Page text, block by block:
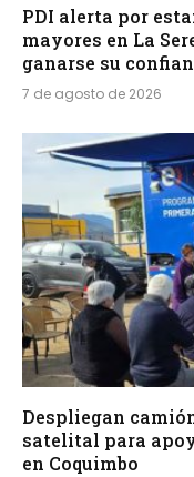
PDI alerta por
mayores en La
ganarse su
7 de agosto de 2026
Despliegan
satelital para
en Coquimbo